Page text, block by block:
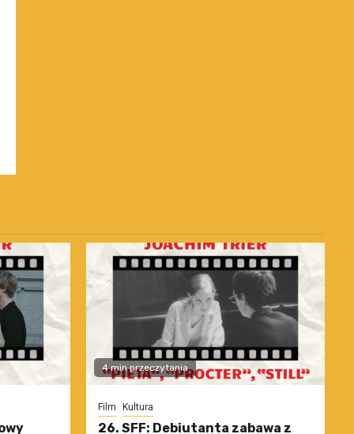
4 min przeczytania
Film Kultura
26. SFF: Debiutanta zabawa z